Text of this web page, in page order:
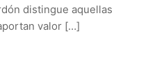
distingue aquellas
valor […]